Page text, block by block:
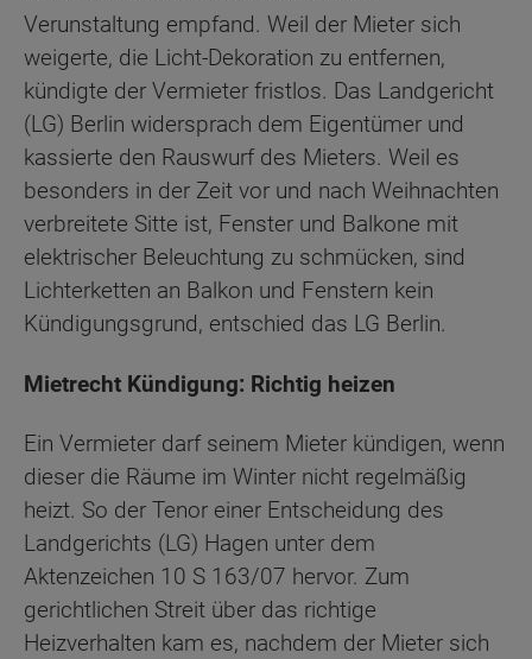
Verunstaltung empfand. Weil der Mieter sich
weigerte, die Licht-Dekoration zu entfernen,
kündigte der Vermieter fristlos. Das Landgericht
(LG) Berlin widersprach dem Eigentümer und
kassierte den Rauswurf des Mieters. Weil es
besonders in der Zeit vor und nach Weihnachten
verbreitete Sitte ist, Fenster und Balkone mit
elektrischer Beleuchtung zu schmücken, sind
Lichterketten an Balkon und Fenstern kein
Kündigungsgrund, entschied das LG Berlin.
Mietrecht Kündigung: Richtig heizen
Ein Vermieter darf seinem Mieter kündigen, wenn
dieser die Räume im Winter nicht regelmäßig
heizt. So der Tenor einer Entscheidung des
Landgerichts (LG) Hagen unter dem
Aktenzeichen 10 S 163/07 hervor. Zum
gerichtlichen Streit über das richtige
Heizverhalten kam es, nachdem der Mieter sich